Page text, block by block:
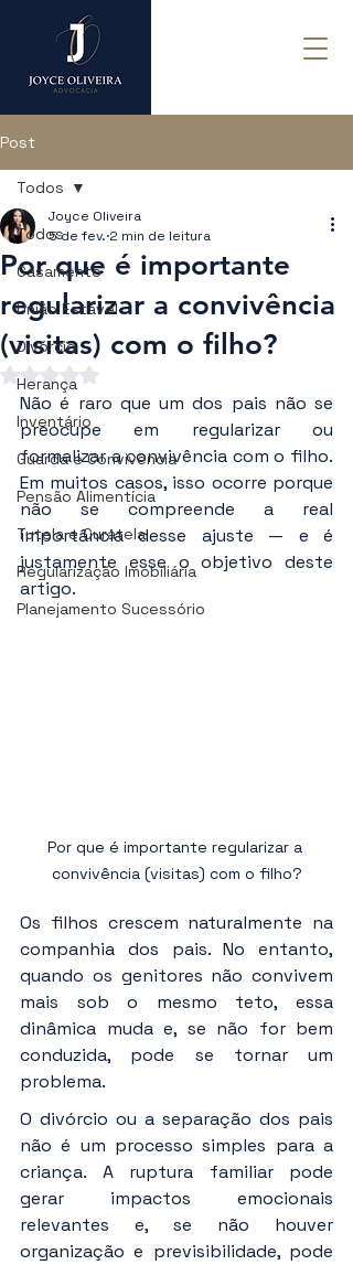
Post
Todos
Casamento
União Estável
Divórcio
Herança
Inventário
Guarda e Convivência
Pensão Alimentícia
Tutela e Curatela
Regularização Imobiliária
Planejamento Sucessório
Todos
Por que é importante
regularizar a convivência
(visitas) com o filho?
Joyce Oliveira
5 de fev. 2 min de leitura
Avaliado com NaN de 5 estrelas.
Não é raro que um dos pais não se
preocupe em regularizar ou
formalizar a convivência com o filho.
Em muitos casos, isso ocorre porque
não se compreende a real
importância desse ajuste — e é
justamente esse o objetivo deste
artigo.
Por que é importante regularizar a
convivência (visitas) com o filho?
Os filhos crescem naturalmente na
companhia dos pais. No entanto,
quando os genitores não convivem
mais sob o mesmo teto, essa
dinâmica muda e, se não for bem
conduzida, pode se tornar um
problema.
O divórcio ou a separação dos pais
não é um processo simples para a
criança. A ruptura familiar pode
gerar impactos emocionais
relevantes e, se não houver
organização e previsibilidade, pode